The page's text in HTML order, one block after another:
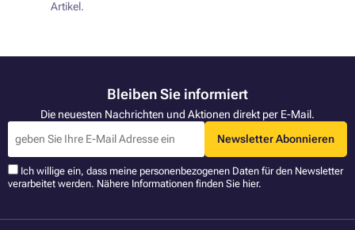
Artikel.
Bleiben Sie informiert
Die neuesten Nachrichten und Aktionen direkt per E-Mail.
Newsletter Abonnieren
Ich willige ein, dass meine personenbezogenen Daten für den Newsletter
verarbeitet werden. Nähere Informationen finden Sie hier.